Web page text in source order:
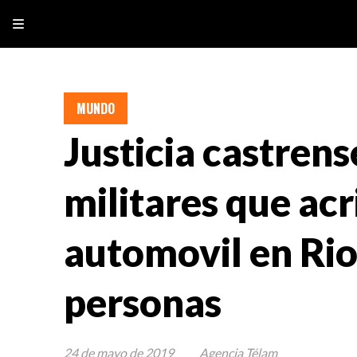
Justicia
militares que
automovil en
personas
MUNDO
24 de mayo de 2019 Agencia Télam